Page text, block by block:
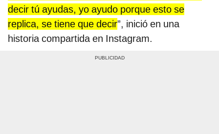
decir tú ayudas, yo ayudo porque esto se
replica, se tiene que decir”, inició en una
historia compartida en Instagram.